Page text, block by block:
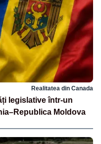
Realitatea din Canada
legislative într-un
Moldova